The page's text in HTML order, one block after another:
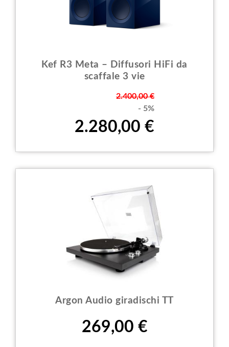
Kef R3 Meta – Diffusori HiFi da
scaffale 3 vie
2.400,00 €
- 5%
2.280,00 €
Argon Audio giradischi TT
Prezzo
269,00 €